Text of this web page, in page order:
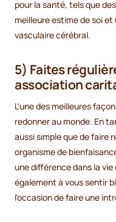
pour la santé, tels que
meilleure estime de soi
vasculaire cérébral.
5) Faites
association
L'une des meilleures
redonner au monde. En
aussi simple que de faire
organisme de
une différence dans la
également à vous sentir
l'occasion de faire une